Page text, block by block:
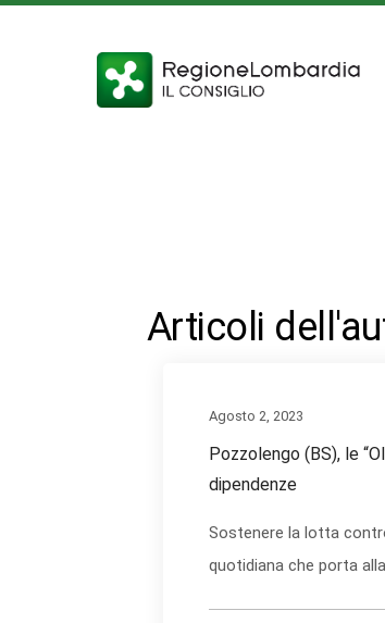
Articoli
Agosto 2, 2023
Pozzolengo (BS), le
dipendenze
Sostenere la lotta
quotidiana che porta